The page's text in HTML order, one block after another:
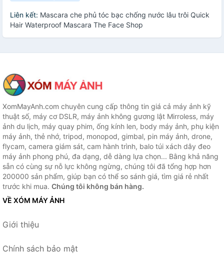
Liên kết: Mascara che phủ tóc bạc chống nước lâu trôi Quick
Hair Waterproof Mascara The Face Shop
XomMayAnh.com chuyên cung cấp thông tin giá cả máy ảnh kỹ
thuật số, máy cơ DSLR, máy ảnh không gương lật Mirroless, máy
ảnh du lịch, máy quay phim, ống kính len, body máy ảnh, phụ kiện
máy ảnh, thẻ nhớ, tripod, monopod, gimbal, pin máy ảnh, drone,
flycam, camera giám sát, cam hành trình, balo túi xách dây đeo
máy ảnh phong phú, đa dạng, dễ dàng lựa chọn... Bằng khả năng
sẵn có cùng sự nỗ lực không ngừng, chúng tôi đã tổng hợp hơn
200000 sản phẩm, giúp bạn có thể so sánh giá, tìm giá rẻ nhất
trước khi mua. Chúng tôi không bán hàng.
VỀ XÓM MÁY ẢNH
Giới thiệu
Chính sách bảo mật